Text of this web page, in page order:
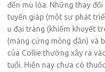
đến mù lòa. Những thay
tuyến giáp (một sự phát
u đại tràng (khiếm khuyết
(màng cứng mỏng dần) và
của Collie thường xảy ra
tuổi. Hiện nay chưa có